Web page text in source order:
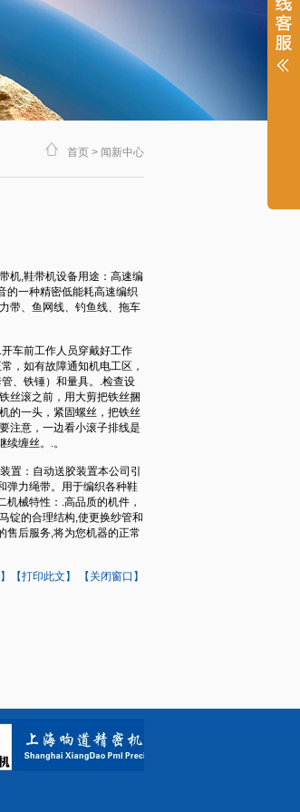
首页 > 闻新中心
机,鞋带机设备用途：高速编
的一种精密低能耗高速编织
带、鱼网线、钓鱼线、拖车
车前工作人员穿戴好工作
，如有故障通知机电工区，
、铁锤）和量具。.检查设
丝滚之前，用大剪把铁丝捆
的一头，紧固螺丝，把铁丝
注意，一边看小滚子排线是
缠丝。.。
：自动送胶装置本公司引
弹力绳带。用于编织各种鞋
械特性：.高品质的机件，
锭的合理结构,使更换纱管和
售后服务,将为您机器的正常
【打印此文】
【关闭窗口】